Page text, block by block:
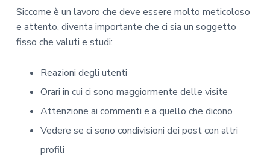
Siccome è un lavoro che deve essere molto meticoloso
e attento, diventa importante che ci sia un soggetto
fisso che valuti e studi:
Reazioni degli utenti
Orari in cui ci sono maggiormente delle visite
Attenzione ai commenti e a quello che dicono
Vedere se ci sono condivisioni dei post con altri
profili